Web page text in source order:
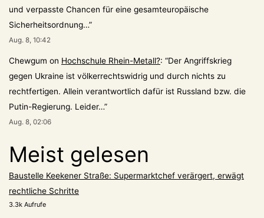
und verpasste Chancen für eine gesamteuropäische
Sicherheitsordnung…”
Aug. 8, 10:42
Chewgum on Hochschule Rhein-Metall?: “Der Angriffskrieg
gegen Ukraine ist völkerrechtswidrig und durch nichts zu
rechtfertigen. Allein verantwortlich dafür ist Russland bzw. die
Putin-Regierung. Leider…”
Aug. 8, 02:06
Meist gelesen
Baustelle Keekener Straße: Supermarktchef verärgert, erwägt
rechtliche Schritte
3.3k Aufrufe